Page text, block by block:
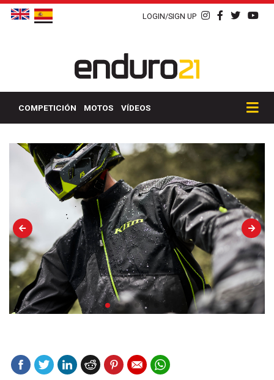
LOGIN/SIGN UP
COMPETICIÓN MOTOS VÍDEOS